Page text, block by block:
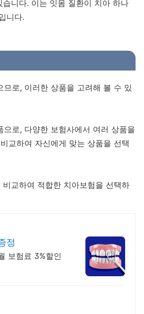
니다. 이는 잇몸 질환이 치아 하나
니다.
로, 이러한 상품을 고려해 볼 수 있
로, 다양한 보험사에서 여러 상품을
교하여 자신에게 맞는 상품을 선택
교하여 적합한 치아보험을 선택하
정
보험료 3%할인